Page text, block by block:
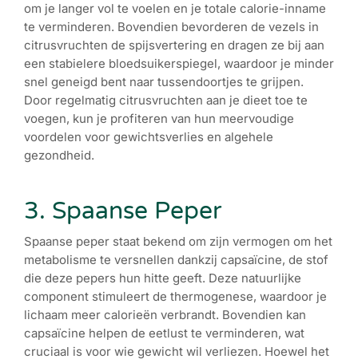
om je langer vol te voelen en je totale calorie-inname
te verminderen. Bovendien bevorderen de vezels in
citrusvruchten de spijsvertering en dragen ze bij aan
een stabielere bloedsuikerspiegel, waardoor je minder
snel geneigd bent naar tussendoortjes te grijpen.
Door regelmatig citrusvruchten aan je dieet toe te
voegen, kun je profiteren van hun meervoudige
voordelen voor gewichtsverlies en algehele
gezondheid.
3. Spaanse Peper
Spaanse peper staat bekend om zijn vermogen om het
metabolisme te versnellen dankzij capsaïcine, de stof
die deze pepers hun hitte geeft. Deze natuurlijke
component stimuleert de thermogenese, waardoor je
lichaam meer calorieën verbrandt. Bovendien kan
capsaïcine helpen de eetlust te verminderen, wat
cruciaal is voor wie gewicht wil verliezen. Hoewel het